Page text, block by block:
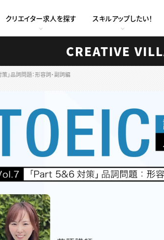
クリエイター求人を探す スキルアップしたい！
CREATIVE
」品詞問題：形容詞・副詞編